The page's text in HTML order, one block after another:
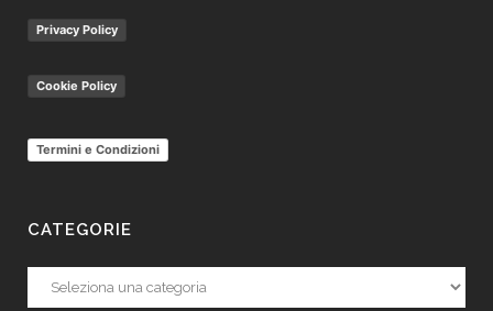
Privacy Policy
Cookie Policy
Termini e Condizioni
CATEGORIE
Categorie